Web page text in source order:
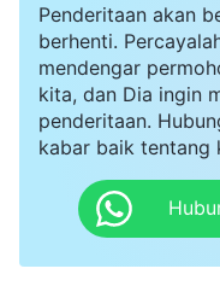
Penderitaan akan
berhenti.
mendengar
kita, dan Dia ingin
penderitaan.
kabar baik tentang